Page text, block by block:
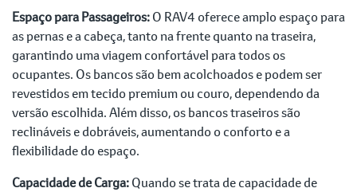
Espaço para Passageiros:O RAV4 oferece amplo espaço para
as pernas e a cabeça, tanto na frente quanto na traseira,
garantindo uma viagem confortável para todos os
ocupantes. Os bancos são bem acolchoados e podem ser
revestidos em tecido premium ou couro, dependendo da
versão escolhida. Além disso, os bancos traseiros são
reclináveis e dobráveis, aumentando o conforto e a
flexibilidade do espaço.
Capacidade de Carga:Quando se trata de capacidade de